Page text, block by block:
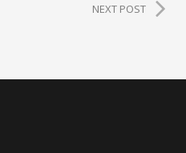
NEXT POST